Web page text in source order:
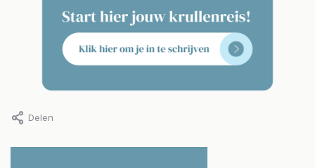
Delen